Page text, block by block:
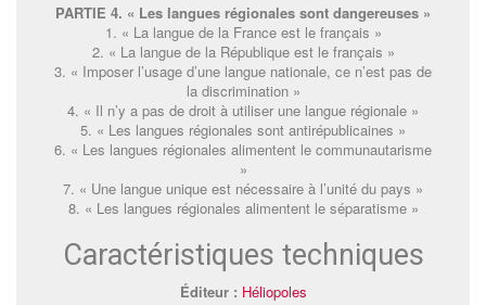
PARTIE 4. « Les langues régionales sont dangereuses »
1. « La langue de la France est le français »
2. « La langue de la République est le français »
3. « Imposer l’usage d’une langue nationale, ce n’est pas de
la discrimination »
4. « Il n’y a pas de droit à utiliser une langue régionale »
5. « Les langues régionales sont antirépublicaines »
6. « Les langues régionales alimentent le communautarisme
»
7. « Une langue unique est nécessaire à l’unité du pays »
8. « Les langues régionales alimentent le séparatisme »
Caractéristiques techniques
Éditeur : Héliopoles